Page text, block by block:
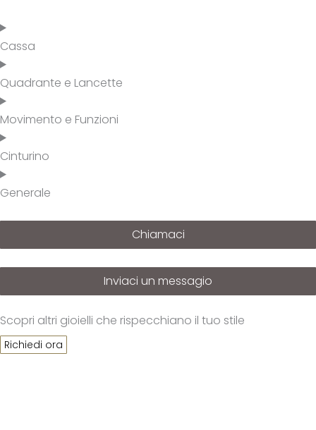
Cassa
Quadrante e Lancette
Movimento e Funzioni
Cinturino
Generale
Chiamaci
Inviaci un messagio
Scopri altri gioielli che rispecchiano il tuo stile
Richiedi ora